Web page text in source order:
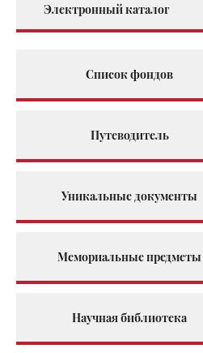
Электронный каталог
Список фондов
Путеводитель
Уникальные документы
Мемориальные предметы
Научная библиотека